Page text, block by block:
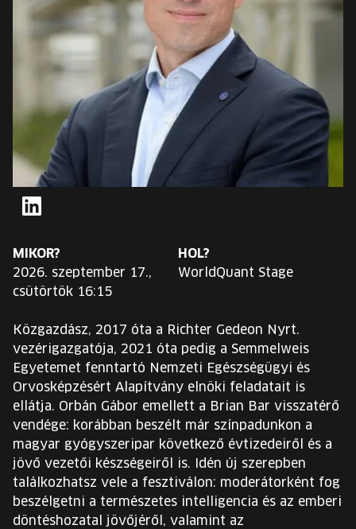
EURÓPA JÖVŐFESZTIVÁLJA
INGYENES DIÁK- ÉS TANÁRREGISZTRÁCIÓ
JEGYEK
KOSÁR
language:
EN
MIKOR?
HOL?
2026. szeptember 17.,
csütörtök 16:15
WorldQuant Stage
Közgazdász, 2017 óta a Richter Gedeon Nyrt.
vezérigazgatója, 2021 óta pedig a Semmelweis
Egyetemet fenntartó Nemzeti Egészségügyi és
Orvosképzésért Alapítvány elnöki feladatait is
ellátja. Orbán Gábor emellett a Brian Bar visszatérő
vendége: korábban beszélt már színpadunkon a
magyar gyógyszeripar következő évtizedeiről és a
jövő vezetői készségeiről is. Idén új szerepben
találkozhatsz vele a fesztiválon: moderátorként fog
beszélgetni a természetes intelligencia és az emberi
döntéshozatal jövőjéről, valamint az